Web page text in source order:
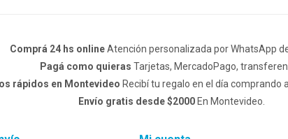
Comprá 24 hs onlineAtención personalizada por WhatsApp de
Pagá como quieras Tarjetas, MercadoPago,
rápidos en Montevideo Recibí tu regalo en el día comprando
Envío gratis desde $2000En Montevideo.